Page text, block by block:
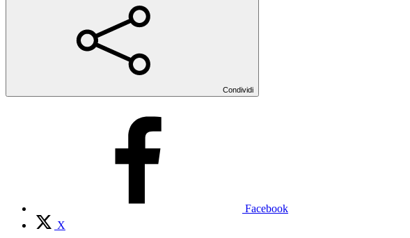
Condividi
Facebook
X